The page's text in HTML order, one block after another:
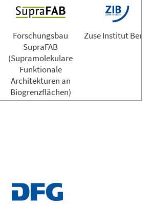
Forschungsbau
SupraFAB
(Supramolekulare
Funktionale
Architekturen an
Biogrenzflächen)
Zuse Institut Berlin